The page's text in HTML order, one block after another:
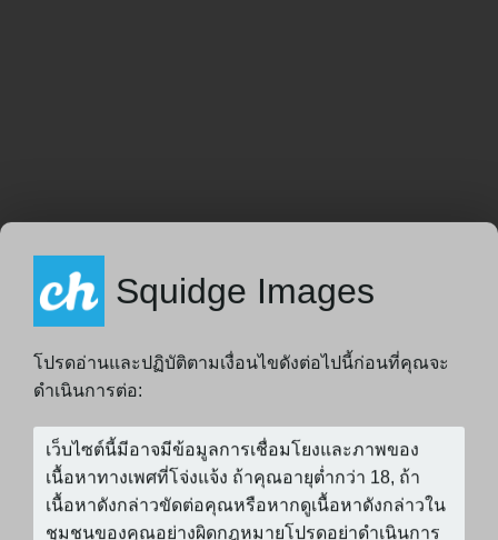
Squidge Images
โปรดอ่านและปฏิบัติตามเงื่อนไขดังต่อไปนี้ก่อนที่คุณจะ
ดำเนินการต่อ: